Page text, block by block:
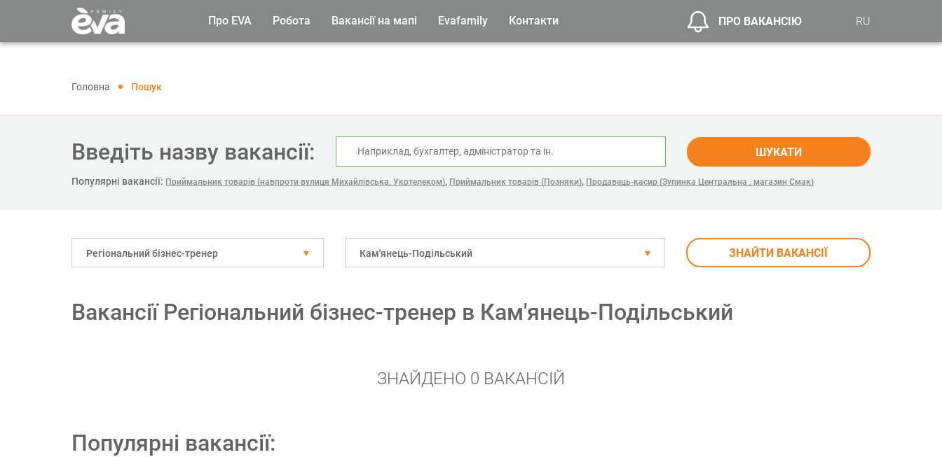
Про EVA Робота Вакансії на мапі Evafamily Контакти ПРО ВАКАНСІЮ RU
Головна Пошук
Введіть назву вакансії: ШУКАТИ
Популярні вакансії: Приймальник товарів (навпроти вулиця Михайлівська, Укртелеком), Приймальник товарів (Позняки), Продавець-касир (Зупинка Центральна , магазин Смак)
Регіональний бізнес-тренер Кам'янець-Подільський ЗНАЙТИ ВАКАНСІЇ
Вакансії Регіональний бізнес-тренер в Кам'янець-Подільський
ЗНАЙДЕНО 0 ВАКАНСІЙ
Популярні вакансії: